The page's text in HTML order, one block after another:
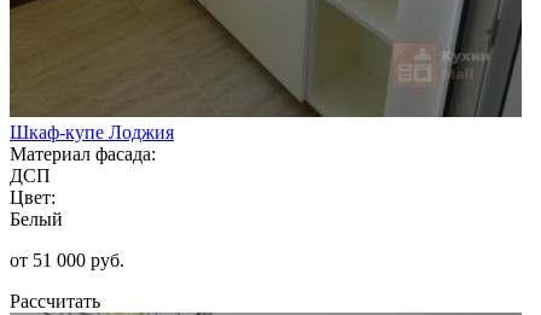
Шкаф-купе Лоджия
Материал фасада:
ДСП
Цвет:
Белый
от 51 000 руб.
Рассчитать